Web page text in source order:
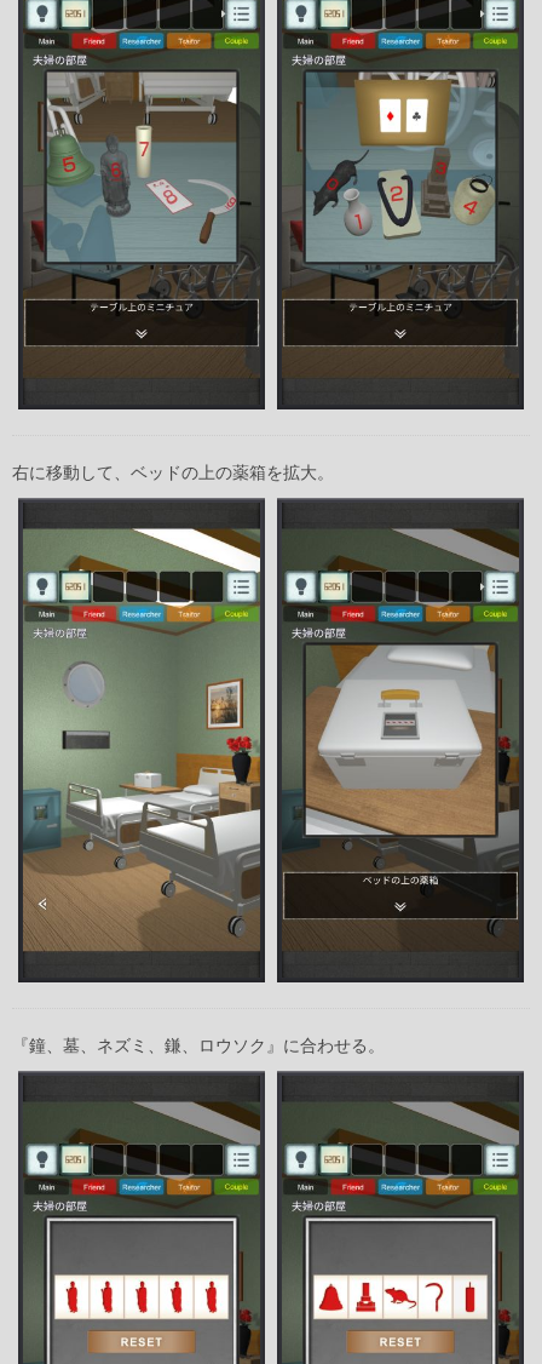
右に移動して、ベッドの上の薬箱を拡大。
『鐘、墓、ネズミ、鎌、ロウソク』に合わせる。